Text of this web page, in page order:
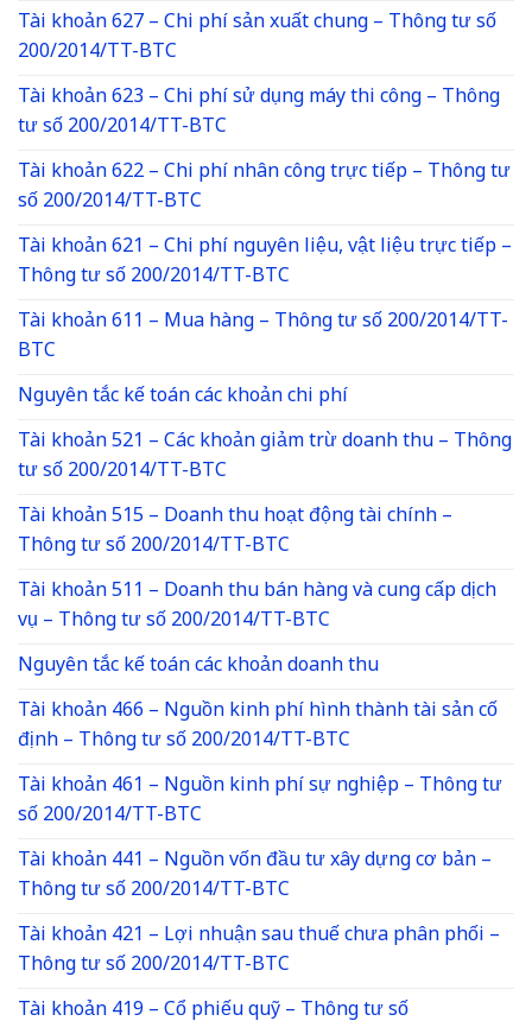
Tài khoản 627 – Chi phí sản xuất chung – Thông tư số
200/2014/TT-BTC
Tài khoản 623 – Chi phí sử dụng máy thi công – Thông
tư số 200/2014/TT-BTC
Tài khoản 622 – Chi phí nhân công trực tiếp – Thông tư
số 200/2014/TT-BTC
Tài khoản 621 – Chi phí nguyên liệu, vật liệu trực tiếp –
Thông tư số 200/2014/TT-BTC
Tài khoản 611 – Mua hàng – Thông tư số 200/2014/TT-
BTC
Nguyên tắc kế toán các khoản chi phí
Tài khoản 521 – Các khoản giảm trừ doanh thu – Thông
tư số 200/2014/TT-BTC
Tài khoản 515 – Doanh thu hoạt động tài chính –
Thông tư số 200/2014/TT-BTC
Tài khoản 511 – Doanh thu bán hàng và cung cấp dịch
vụ – Thông tư số 200/2014/TT-BTC
Nguyên tắc kế toán các khoản doanh thu
Tài khoản 466 – Nguồn kinh phí hình thành tài sản cố
định – Thông tư số 200/2014/TT-BTC
Tài khoản 461 – Nguồn kinh phí sự nghiệp – Thông tư
số 200/2014/TT-BTC
Tài khoản 441 – Nguồn vốn đầu tư xây dựng cơ bản –
Thông tư số 200/2014/TT-BTC
Tài khoản 421 – Lợi nhuận sau thuế chưa phân phối –
Thông tư số 200/2014/TT-BTC
Tài khoản 419 – Cổ phiếu quỹ – Thông tư số